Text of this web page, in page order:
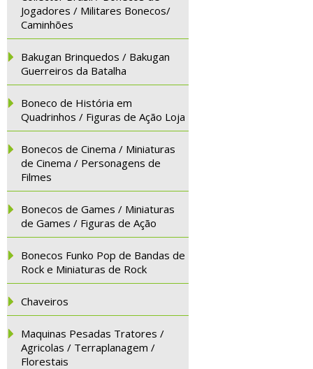
Jogadores / Militares Bonecos/
Caminhões
Bakugan Brinquedos / Bakugan
Guerreiros da Batalha
Boneco de História em
Quadrinhos / Figuras de Ação Loja
Bonecos de Cinema / Miniaturas
de Cinema / Personagens de
Filmes
Bonecos de Games / Miniaturas
de Games / Figuras de Ação
Bonecos Funko Pop de Bandas de
Rock e Miniaturas de Rock
Chaveiros
Maquinas Pesadas Tratores /
Agricolas / Terraplanagem /
Florestais